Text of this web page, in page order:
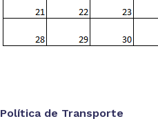
Política de Transporte